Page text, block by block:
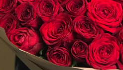
Сухоцветы
Фрезия
Эустома